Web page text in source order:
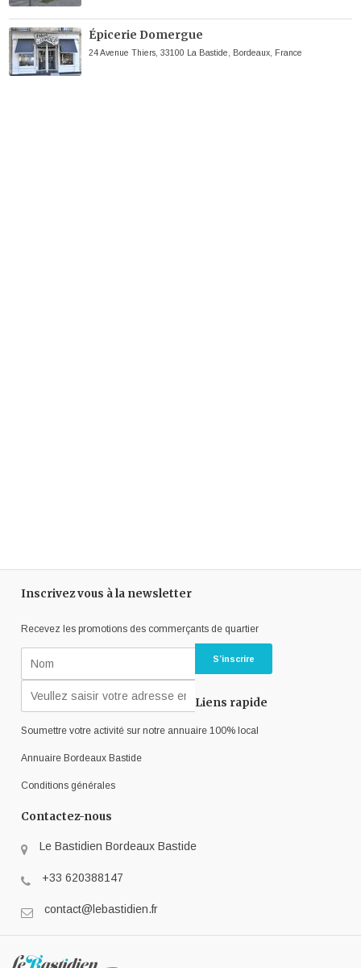
Épicerie Domergue
24 Avenue Thiers, 33100 La Bastide, Bordeaux, France
Inscrivez vous à la newsletter
Recevez les promotions des commerçants de quartier
Liens rapide
Soumettre votre activité sur notre annuaire 100% local
Annuaire Bordeaux Bastide
Conditions générales
Contactez-nous
Le Bastidien Bordeaux Bastide
+33 620388147
contact@lebastidien.fr